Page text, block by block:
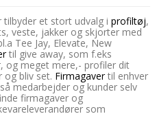
et stort udvalg i profiltøj,
veste, jakker og skjorter med
Tee Jay, Elevate, New
til give away, som f.eks
og meget mere,- profiler dit
og bliv set. Firmagavertil enhver
så medarbejder og kunder selv
firmagaver og
som